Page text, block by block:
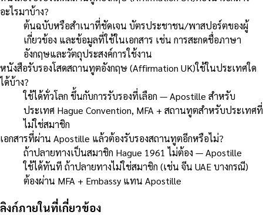
อะไรมาบ้าง?
ต้นฉบับหรือสำเนาที่ชัดเจน บัตรประชาชน/พาสปอร์ตของผู้
เกี่ยวข้อง และข้อมูลที่ใช้ในเอกสาร เช่น การสะกดชื่อภาษา
อังกฤษและวัตถุประสงค์การใช้งาน
หนังสือรับรองโสดสถานทูตอังกฤษ (Affirmation UK)ใช้ในประเทศใด
ได้บ้าง?
ใช้ได้ทั่วโลก ขึ้นกับการรับรองที่เลือก — Apostille สำหรับ
ประเทศ Hague Convention, MFA + สถานทูตสำหรับประเทศที่
ไม่ใช่สมาชิก
เอกสารที่ผ่าน Apostille แล้วต้องรับรองสถานทูตอีกหรือไม่?
ถ้าปลายทางเป็นสมาชิก Hague 1961 ไม่ต้อง — Apostille
ใช้ได้ทันที ถ้าปลายทางไม่ใช่สมาชิก (เช่น จีน UAE บางกรณี)
ต้องผ่าน MFA + Embassy แทน Apostille
ลิงก์ภายในที่เกี่ยวข้อง